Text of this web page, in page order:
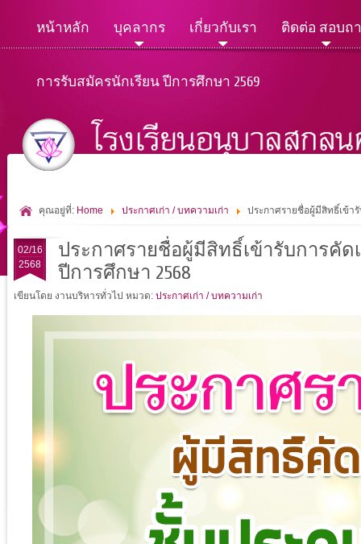
หน้าหลัก บุคลากร เกี่ยวกับเรา ติดต่อ สอบถ
การรับสมัครนักเรียน ปีการศึกษา 2569
คุณอยู่ที่: Home ประกาศเก่า / บทความเก่า ประกาศรายชื่อผู้มีสิทธิ์เข้า
02/16
2568
ประกาศรายชื่อผู้มีสิทธิ์เข้ารับการคัด
ปีการศึกษา 2568
เขียนโดย งานบริหารทั่วไป หมวด: ประกาศเก่า / บทความเก่า